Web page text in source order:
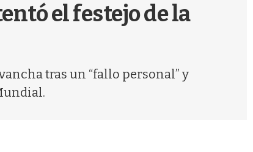
el festejo de la
tras un “fallo personal” y